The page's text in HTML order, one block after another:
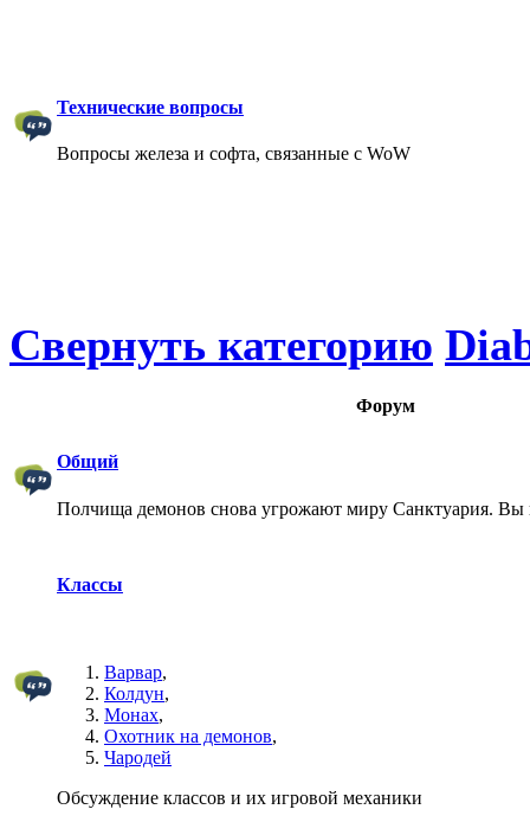
Технические вопросы
Вопросы железа и софта, связанные с WoW
Свернуть категорию
Форум
Общий
Полчища демонов снова угрожают миру Санктуария. Вы
Классы
Варвар,
Колдун,
Монах,
Охотник на демонов,
Чародей
Обсуждение классов и их игровой механики